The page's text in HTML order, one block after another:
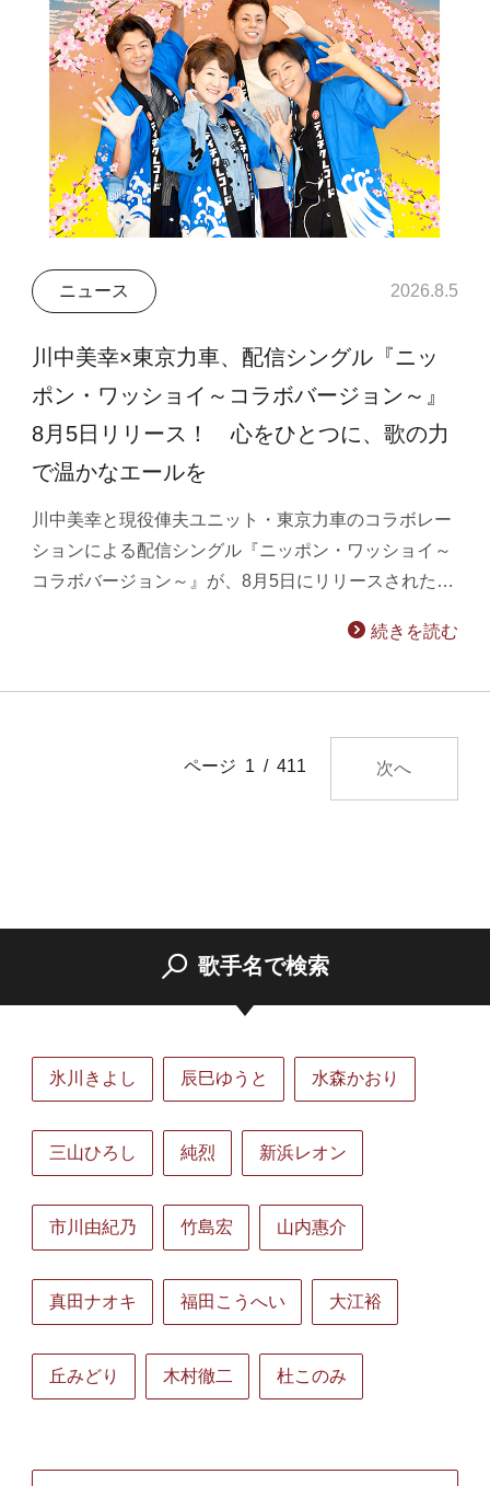
ニュース 2026.8.5
川中美幸×東京力車、配信シングル『ニッ
ポン・ワッショイ～コラボバージョン～』
8月5日リリース！ 心をひとつに、歌の力
で温かなエールを
川中美幸と現役俥夫ユニット・東京力車のコラボレー
ションによる配信シングル『ニッポン・ワッショイ～
コラボバージョン～』が、8月5日にリリースされた…
続きを読む
ページ 1 / 411 次へ
歌手名で検索
氷川きよし 辰巳ゆうと 水森かおり
三山ひろし 純烈 新浜レオン
市川由紀乃 竹島宏 山内惠介
真田ナオキ 福田こうへい 大江裕
丘みどり 木村徹二 杜このみ